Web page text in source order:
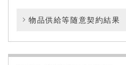
物品供給等随意契約結果